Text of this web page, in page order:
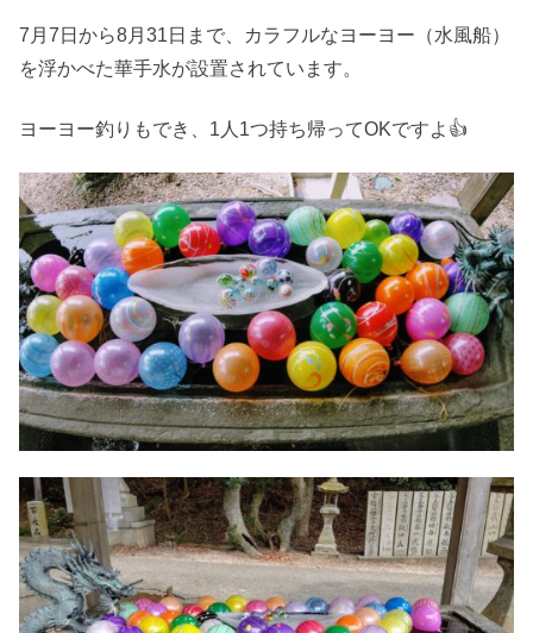
7月7日から8月31日まで、カラフルなヨーヨー（水風船）
を浮かべた華手水が設置されています。
ヨーヨー釣りもでき、1人1つ持ち帰ってOKですよ👍